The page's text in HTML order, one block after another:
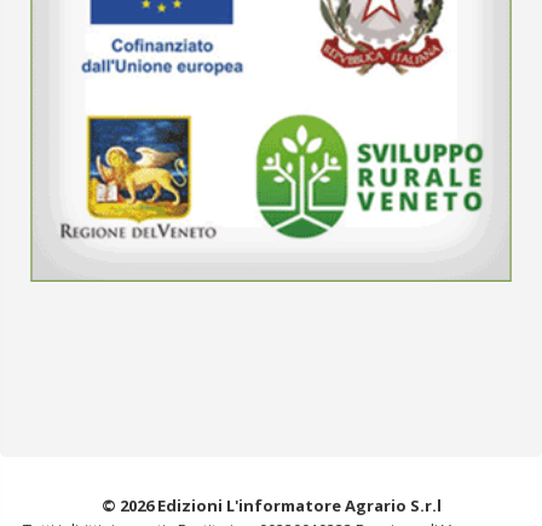
© 2026 Edizioni L'informatore Agrario S.r.l